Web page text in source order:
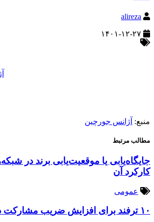
alireza
منبع: آژانس جورچین
مطالب مرتبط
جایگاه‌یابی یا موقعیت‌یابی برند در
کارکرد آن
عمومی
۱۰ ترفند برای افزایش ضریب مشارکت در اینستاگرام